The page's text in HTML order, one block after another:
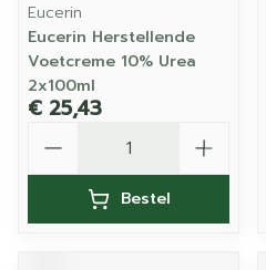
Eucerin
Eucerin Herstellende
Voetcreme 10% Urea
2x100ml
€ 25,43
Bestel